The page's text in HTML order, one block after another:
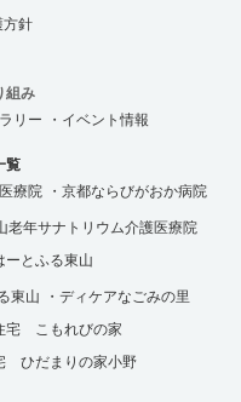
方針
組み
リー ・イベント情報
覧
療院 ・京都ならびがおか病院
老年サナトリウム介護医療院
とふる東山
東山
・ディケアなごみの里
宅 こもれびの家
ひだまりの家小野